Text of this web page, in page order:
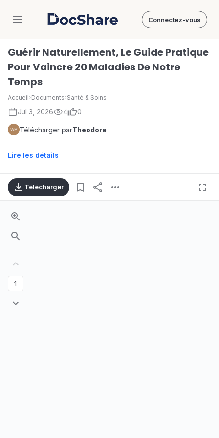
DocShare Connectez-vous
Guérir Naturellement, Le Guide Pratique
Pour Vaincre 20 Maladies De Notre
Temps
Accueil›Documents›Santé & Soins
Jul 3, 2026 4 0
Télécharger parTheodore
Lire les détails
Télécharger